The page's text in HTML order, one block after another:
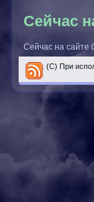
Сейчас
Сейчас на сайте
..... (С) При